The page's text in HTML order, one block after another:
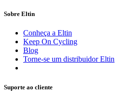
Sobre Eltin
Conheça a Eltin
Keep On Cycling
Blog
Torne-se um distribuidor Eltin
Suporte ao cliente